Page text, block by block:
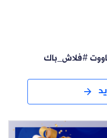
#فلاش_باك